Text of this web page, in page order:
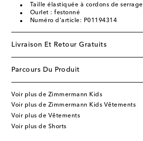
Taille élastiquée à cordons de serrage
Ourlet : festonné
Numéro d'article: P01194314
Livraison Et Retour Gratuits
Parcours Du Produit
Voir plus de Zimmermann Kids
Voir plus de Zimmermann Kids Vêtements
Voir plus de Vêtements
Voir plus de Shorts